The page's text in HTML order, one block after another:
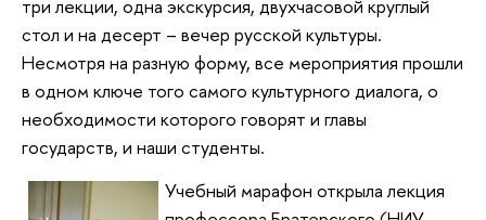
три лекции, одна экскурсия, двухчасовой круглый
стол и на десерт – вечер русской культуры.
Несмотря на разную форму, все мероприятия прошли
в одном ключе того самого культурного диалога, о
необходимости которого говорят и главы
государств, и наши студенты.
Учебный марафон открыла лекция